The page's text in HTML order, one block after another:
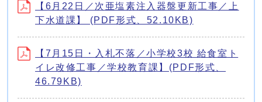
【6月22日／次亜塩素注入器盤更新工事／上
下水道課】 (PDF形式、52.10KB)
【7月15日・入札不落／小学校3校 給食室ト
イレ改修工事／学校教育課】(PDF形式、
46.79KB)